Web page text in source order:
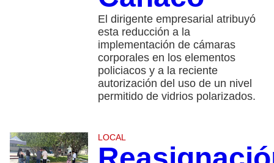
El dirigente empresarial atribuyó
esta reducción a la
implementación de cámaras
corporales en los elementos
policiacos y a la reciente
autorización del uso de un nivel
permitido de vidrios polarizados.
LOCAL